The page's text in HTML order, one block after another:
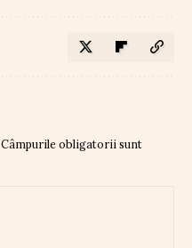
Câmpurile obligatorii sunt